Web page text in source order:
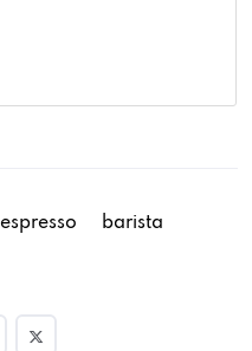
espresso barista